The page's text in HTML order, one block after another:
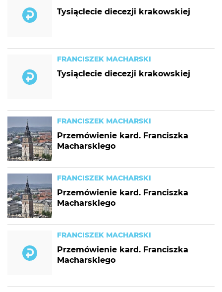
Tysiąclecie diecezji krakowskiej
FRANCISZEK MACHARSKI
Tysiąclecie diecezji krakowskiej
FRANCISZEK MACHARSKI
Przemówienie kard. Franciszka
Macharskiego
FRANCISZEK MACHARSKI
Przemówienie kard. Franciszka
Macharskiego
FRANCISZEK MACHARSKI
Przemówienie kard. Franciszka
Macharskiego